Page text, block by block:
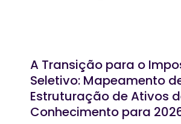
A Transição para o
Seletivo: Mapeamento
Estruturação de Ativos
Conhecimento para